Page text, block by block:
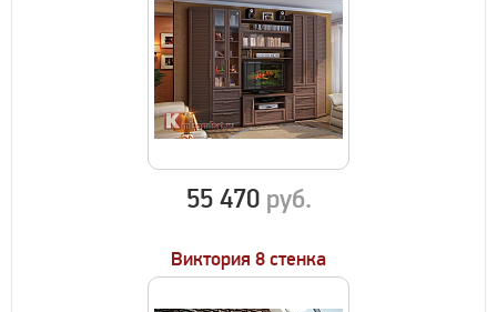
55 470 руб.
Виктория 8 стенка